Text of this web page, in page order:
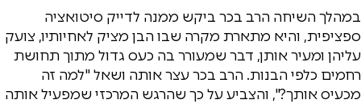
במהלך השיחה הרב בכר ביקש ממנה לדייק סיטואציה
ספציפית, והיא מתארת מקרה שבו הבן מציק לאחיותיו, צועק
עליהן ומעיר אותן, דבר שמעורר בה כעס גדול מתוך תחושת
רחמים כלפי הבנות. הרב בכר עצר אותה ושאל "למה זה
מכעיס אותך?", והצביע על כך שהרגש המרכזי שמפעיל אותה